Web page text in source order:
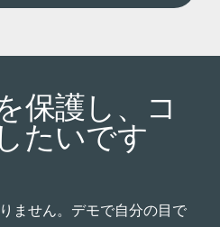
保護し、コ
たいです
ません。デモで自分の目で